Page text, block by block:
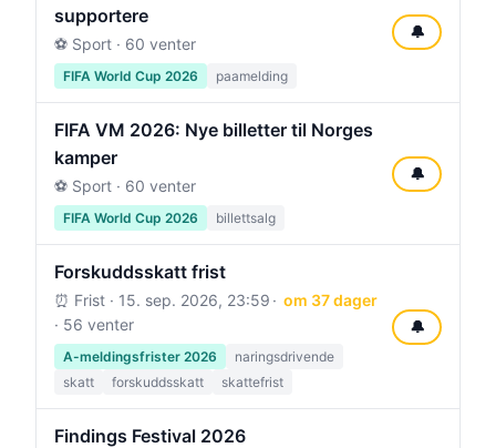
supportere
⚽ Sport · 60 venter
FIFA World Cup 2026 paamelding
🔔
FIFA VM 2026: Nye billetter til Norges
kamper
⚽ Sport · 60 venter
FIFA World Cup 2026 billettsalg
🔔
Forskuddsskatt frist
⏰ Frist · 15. sep. 2026, 23:59
om 37 dager
· 56 venter
A-meldingsfrister 2026
naringsdrivende
skatt
forskuddsskatt skattefrist
🔔
Findings Festival 2026